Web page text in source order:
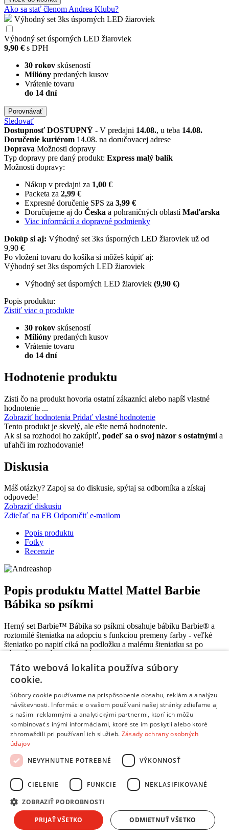
Ako sa stať členom Andrea Klubu?
Výhodný set 3ks úsporných LED žiaroviek
Výhodný set úsporných LED žiaroviek
9,90 € s DPH
30 rokov skúseností
Milióny predaných kusov
Vrátenie tovaru
do 14 dní
Porovnávať
Sledovať
DostupnosťDOSTUPNÝ - V predajni 14.08., u teba 14.08.
Doručenie kuriérom 14.08. na doručovacej adrese
Doprava Možnosti dopravy
Typ dopravy pre daný produkt: Express malý balík
Možnosti dopravy:
Nákup v predajni za 1,00 €
Packeta za 2,99 €
Expresné doručenie SPS za 3,99 €
Doručujeme aj do Česka a pohraničných oblastíMaďarska
Viac informácií a dopravné podmienky
Dokúp si aj: Výhodný set 3ks úsporných LED žiaroviek už od
9,90 €
Po vložení tovaru do košíka si môžeš kúpiť aj:
Výhodný set 3ks úsporných LED žiaroviek
Výhodný set úsporných LED žiaroviek (9,90 €)
Popis produktu:
Zistiť viac o produkte
30 rokov skúseností
Milióny predaných kusov
Vrátenie tovaru
do 14 dní
Hodnotenie produktu
Zisti čo na produkt hovoria ostatní zákazníci alebo napíš vlastné
hodnotenie ...
Zobraziť hodnotenia Pridať vlastné hodnotenie
Tento produkt je skvelý, ale ešte nemá hodnotenie.
Ak si sa rozhodol ho zakúpiť, podeľ sa o svoj názor s ostatnými a
uľahči im rozhodovanie!
Diskusia
Máš otázky? Zapoj sa do diskusie, spýtaj sa odborníka a získaj
odpovede!
Zobraziť diskusiu
Zdieľať na FB Odporučiť e-mailom
Popis produktu
Fotky
Recenzie
Popis produktu Mattel Mattel Barbie
Bábika so psíkmi
Herný set Barbie™ Bábika so psíkmi obsahuje bábiku Barbie® a
roztomilé šteniatka na adopciu s funkciou premeny farby - veľké
šteniatko po napití ciká na podložku a malému šteniatku sa po
kŕmení"" mení farba papuľky.
K setu patria aj doplnky - prenosná taška pre domácich miláčikov,
pelech, adopčné certifikáty a ďalšie!
Bábika nevie samostatne stáť.
Vek: 3+
Tento produkt nájdete aj v častiach:
Bábiky BARBIE
Barbie
Táto webová lokalita používa súbory
cookie.
Súbory cookie používame na prispôsobenie obsahu, reklám a analýzu
návštevnosti. Informácie o vašom používaní našej stránky zdieľame aj
s našimi reklamnými a analytickými partnermi, ktorí ich môžu
kombinovať s inými informáciami, ktoré ste im poskytli alebo ktoré
zhromaždili pri používaní ich služieb. Zásady ochrany osobných
údajov
NEVYHNUTNE POTREBNÉ
VÝKONNOSŤ
CIELENIE FUNKCIE NEKLASIFIKOVANÉ
ZOBRAZIŤ PODROBNOSTI
PRIJAŤ VŠETKO ODMIETNUŤ VŠETKO